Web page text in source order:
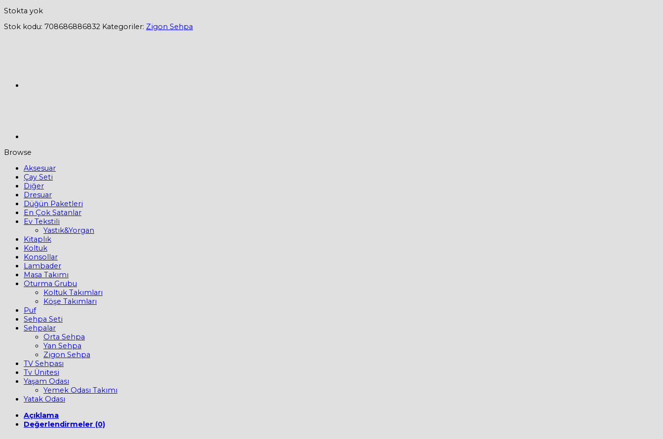
Stokta yok
Stok kodu: 708686886832 Kategoriler: Zigon Sehpa
Browse
Aksesuar
Çay Seti
Diğer
Dresuar
Düğün Paketleri
En Çok Satanlar
Ev Tekstili
Yastık&Yorgan
Kitaplık
Koltuk
Konsollar
Lambader
Masa Takımı
Oturma Grubu
Koltuk Takımları
Köşe Takımları
Puf
Sehpa Seti
Sehpalar
Orta Sehpa
Yan Sehpa
Zigon Sehpa
TV Sehpası
Tv Ünitesi
Yaşam Odası
Yemek Odası Takımı
Yatak Odası
Açıklama
Değerlendirmeler (0)